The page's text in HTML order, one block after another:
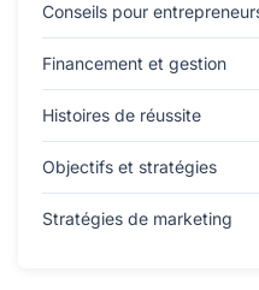
Conseils pour
Financement et gestion
Histoires de réussite
Objectifs et stratégies
Stratégies de marketing